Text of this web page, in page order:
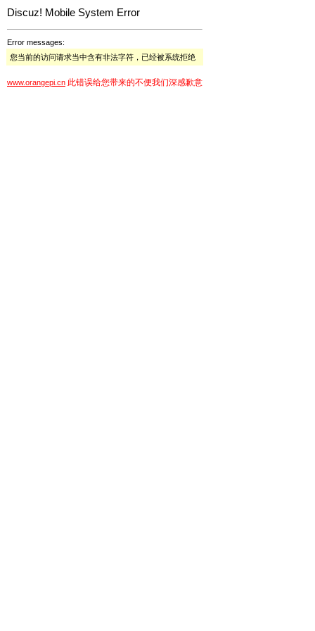
Discuz! Mobile System Error
Error messages:
您当前的访问请求当中含有非法字符，已经被系统拒绝
www.orangepi.cn 此错误给您带来的不便我们深感歉意